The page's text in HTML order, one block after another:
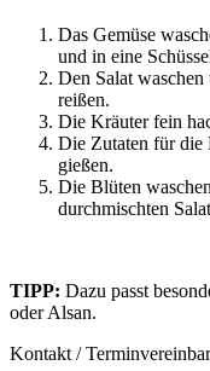
Das Gemüse
und in eine
Den Salat
reißen.
Die Kräuter fein
Die Zutaten für die
gießen.
Die Blüten
durchmischten
TIPP: Dazu passt
oder Alsan.
Kontakt /